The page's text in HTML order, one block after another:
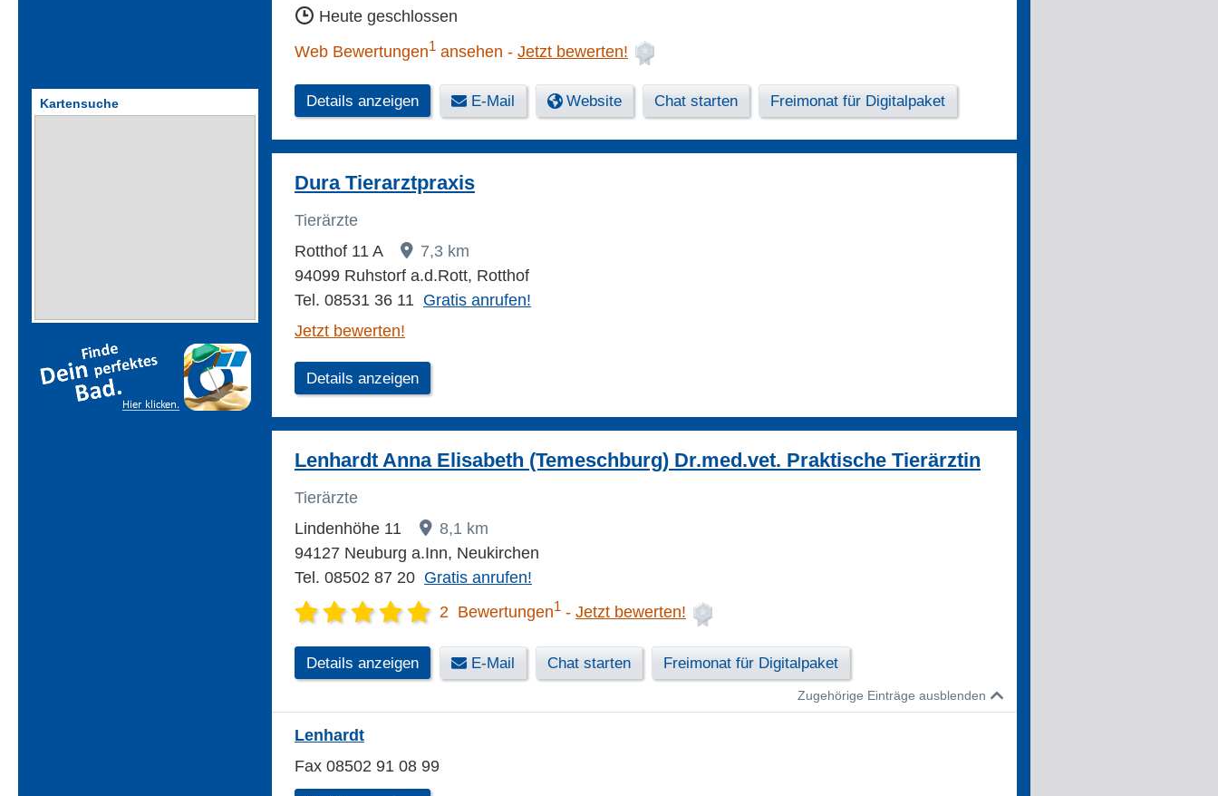
Heute geschlossen
Web Bewertungen1 ansehen Jetzt bewerten!
Details anzeigen E-Mail Website Chat starten Freimonat für Digitalpaket
Dura Tierarztpraxis
Tierärzte
Rotthof 11 A
7,3 km
94099 Ruhstorf a.d.Rott, Rotthof
Tel. 08531 36 11 Gratis anrufen!
Jetzt bewerten!
Details anzeigen
Lenhardt Anna Elisabeth (Temeschburg) Dr.med.vet. Praktische Tierärztin
Tierärzte
Lindenhöhe 11
8,1 km
94127 Neuburg a.Inn, Neukirchen
Tel. 08502 87 20 Gratis anrufen!
2 Bewertungen1 Jetzt bewerten!
Details anzeigen E-Mail Chat starten Freimonat für Digitalpaket
Zugehörige Einträge ausblenden
Lenhardt
Fax 08502 91 08 99
Kartensuche